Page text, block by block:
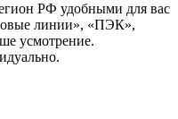
РФ удобными для вас
линии», «ПЭК»,
усмотрение.